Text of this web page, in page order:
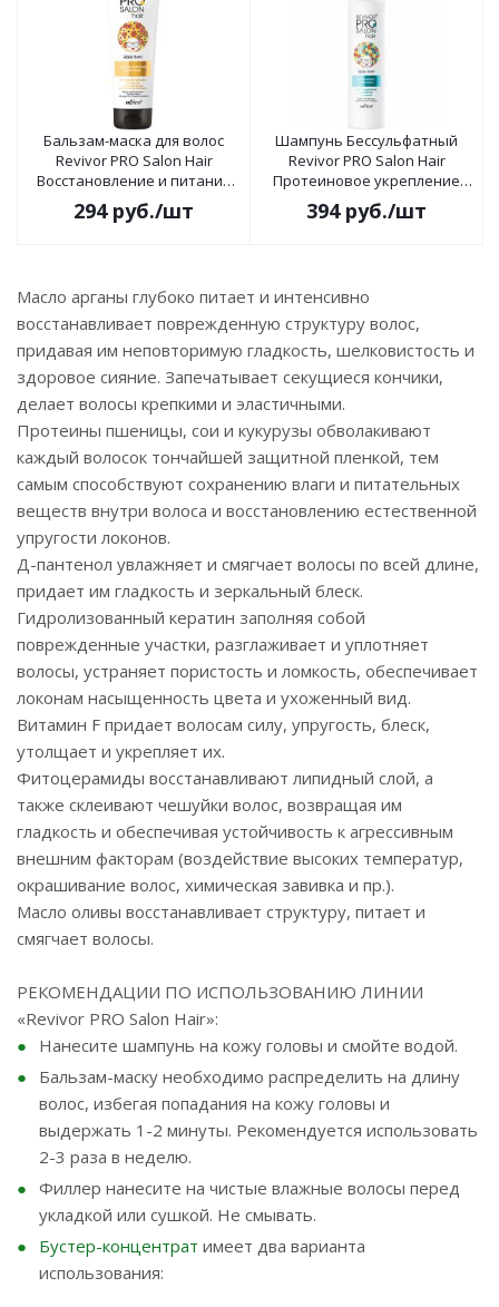
Бальзам-маска для волос
Revivor PRO Salon Hair
Восстановление и питание
200мл
294руб./шт
Шампунь Бессульфатный
Revivor PRO Salon Hair
Протеиновое укрепление
300мл
394руб./шт
Масло арганы глубоко питает и интенсивно
восстанавливает поврежденную структуру волос,
придавая им неповторимую гладкость, шелковистость и
здоровое сияние. Запечатывает секущиеся кончики,
делает волосы крепкими и эластичными.
Протеины пшеницы, сои и кукурузы обволакивают
каждый волосок тончайшей защитной пленкой, тем
самым способствуют сохранению влаги и питательных
веществ внутри волоса и восстановлению естественной
упругости локонов.
Д-пантенол увлажняет и смягчает волосы по всей длине,
придает им гладкость и зеркальный блеск.
Гидролизованный кератин заполняя собой
поврежденные участки, разглаживает и уплотняет
волосы, устраняет пористость и ломкость, обеспечивает
локонам насыщенность цвета и ухоженный вид.
Витамин F придает волосам силу, упругость, блеск,
утолщает и укрепляет их.
Фитоцерамиды восстанавливают липидный слой, а
также склеивают чешуйки волос, возвращая им
гладкость и обеспечивая устойчивость к агрессивным
внешним факторам (воздействие высоких температур,
окрашивание волос, химическая завивка и пр.).
Масло оливы восстанавливает структуру, питает и
смягчает волосы.
РЕКОМЕНДАЦИИ ПО ИСПОЛЬЗОВАНИЮ ЛИНИИ
«Revivor PRO Salon Hair»:
Нанесите шампунь на кожу головы и смойте водой.
Бальзам-маску необходимо распределить на длину
волос, избегая попадания на кожу головы и
выдержать 1-2 минуты. Рекомендуется использовать
2-3 раза в неделю.
Филлер нанесите на чистые влажные волосы перед
укладкой или сушкой. Не смывать.
Бустер-концентрат имеет два варианта
использования: